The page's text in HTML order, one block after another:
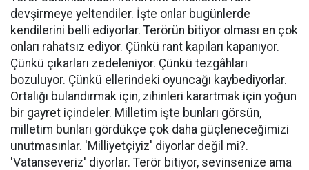
devşirmeye yeltendiler. İşte onlar bugünlerde
kendilerini belli ediyorlar. Terörün bitiyor olması en çok
onları rahatsız ediyor. Çünkü rant kapıları kapanıyor.
Çünkü çıkarları zedeleniyor. Çünkü tezgâhları
bozuluyor. Çünkü ellerindeki oyuncağı kaybediyorlar.
Ortalığı bulandırmak için, zihinleri karartmak için yoğun
bir gayret içindeler. Milletim işte bunları görsün,
milletim bunları gördükçe çok daha güçleneceğimizi
unutmasınlar. 'Milliyetçiyiz' diyorlar değil mi?.
'Vatanseveriz' diyorlar. Terör bitiyor, sevinsenize ama